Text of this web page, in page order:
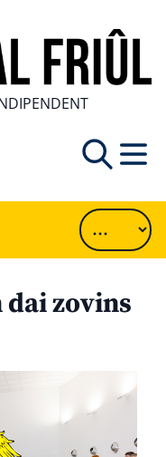
zovins